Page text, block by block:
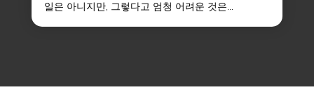
일은 아니지만, 그렇다고 엄청 어려운 것은...